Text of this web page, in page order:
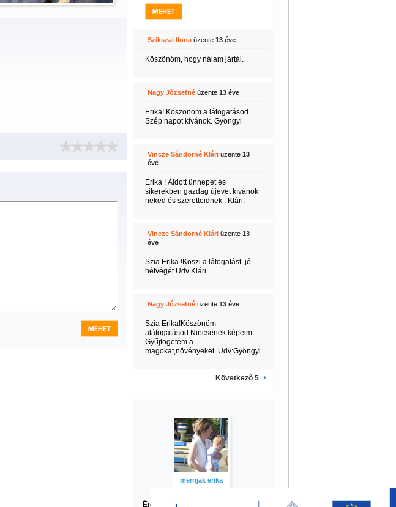
Szikszai Ilonaüzente 13 éve
Köszönöm, hogy nálam jártál.
Nagy Józsefnéüzente 13 éve
Erika! Köszönöm a látogatásod.
Szép napot kívánok. Gyöngyi
Vincze Sándorné Kláriüzente 13
éve
Erika ! Áldott ünnepet és
sikerekben gazdag újévet kívánok
neked és szeretteidnek . Klári.
Vincze Sándorné Kláriüzente 13
éve
Szia Erika !Köszi a látogatást ,jó
hétvégét.Üdv Klári.
Nagy Józsefnéüzente 13 éve
Szia Erika!Köszönöm
alátogatásod.Nincsenek képeim.
Gyűjtögetem a
magokat,növényeket. Üdv:Gyöngyi
Következő 5
mernjak erika
Érdekel erika